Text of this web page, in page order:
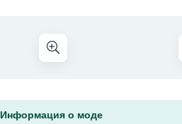
Информация о моде